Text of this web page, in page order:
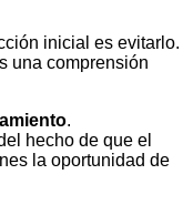
inicial es evitarlo.
una comprensión
.
hecho de que el
la oportunidad de